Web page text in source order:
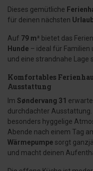
Dieses gemütliche
für deinen nächsten
Auf 79 m² bietet das
Hunde – ideal für Familien
und eine strandnahe Lage
Komfortables
Ausstattung
Im Søndervang 31
durchdachter
besonders hyggelige
Abende nach einem Tag
Wärmepumpe sorgt
und macht deinen